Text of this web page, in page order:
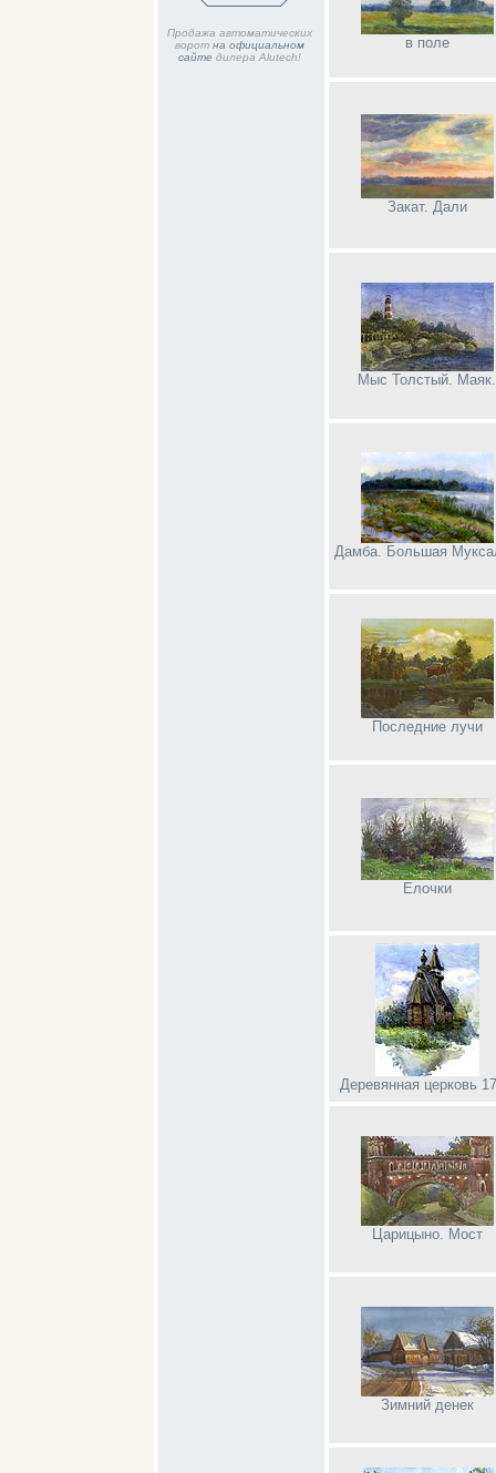
Продажа автоматических
ворот на официальном
сайте дилера Alutech!
в поле
Закат. Дали
Мыс Толстый. Маяк.
Дамба. Большая
Последние лучи
Елочки
Деревянная церковь
Царицыно. Мост
Зимний денек